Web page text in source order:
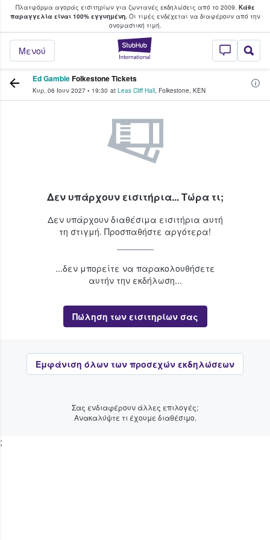
Πλατφόρμα αγοράς εισιτηρίων για ζωντανές εκδηλώσεις από το 2009. Κάθε
παραγγελία είναι 100% εγγυημένη.Οι τιμές ενδέχεται να διαφέρουν από την
oνομαστική τιμή.
StubHub - Όπου
Μενού
φαν αγοράζουν και πουλούν
Ed GambleFolkestone Tickets
Κυρ, 06 Ιουν 2027 • 19:30 at Leas Cliff Hall, Folkestone, KEN
Δεν υπάρχουν εισιτήρια... Τώρα τι;
Δεν υπάρχουν διαθέσιμα εισιτήρια αυτή
τη στιγμή. Προσπαθήστε αργότερα!
...δεν μπορείτε να παρακολουθήσετε
αυτήν την εκδήλωση...
Πώληση των εισιτηρίων σας
Εμφάνιση όλων των προσεχών εκδηλώσεων
Σας ενδιαφέρουν άλλες επιλογές;
Ανακαλύψτε τι έχουμε διαθέσιμο.
;